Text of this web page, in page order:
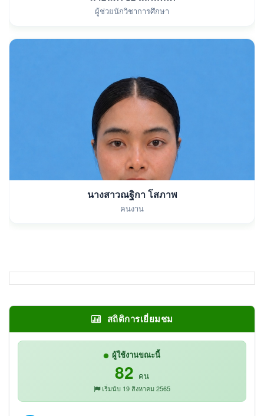
ผู้ช่วยนักวิชาการศึกษา
นางสาวณฐิกา โสภาพ
คนงาน
สถิติการเยี่ยมชม
ผู้ใช้งานขณะนี้
82 คน
เริ่มนับ 19 สิงหาคม 2565